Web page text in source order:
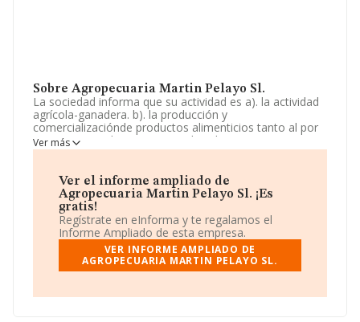
Sobre Agropecuaria Martin Pelayo Sl.
La sociedad informa que su actividad es a). la actividad
agrícola-ganadera. b). la producción y
comercializaciónde productos alimenticios tanto al por
menor como al por mayor. incluye lacompra-venta y
fabricación de todo tipo de productos alimenticios, así
productos cárnicos de todas. La empresa está
registrada como Sociedad Limitada. La actividad de
referencia CNAE corresponde a 'Actividades de apoyo a
la ganadería', cuyo Código es 0162. No realiza actividad
de importación y/o exportación.
Ha tenido el mismo número de empleados y según los
datos a disposición de INFORMA, ha tenido un número
Ver más
Ver el informe ampliado de
Agropecuaria Martin Pelayo Sl. ¡Es
gratis!
Regístrate en eInforma y te regalamos el
Informe Ampliado de esta empresa.
VER INFORME AMPLIADO DE
AGROPECUARIA MARTIN PELAYO SL.